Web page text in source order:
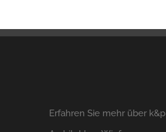
Erfahren Sie mehr über k&p